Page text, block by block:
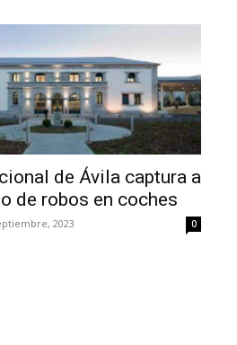
de Ávila captura a
de robos en coches
2023 0